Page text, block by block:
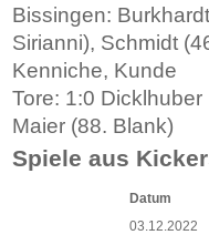
Bissingen:
Sirianni), Schmidt
Kenniche, Kunde
Tore: 1:0
Maier (88. Blank)
Spiele aus
Datum
03.12.2022